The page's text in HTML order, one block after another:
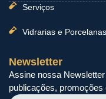
Serviços
Vidrarias e Porcelanas
Newsletter
Assine nossa
publicações, promoções